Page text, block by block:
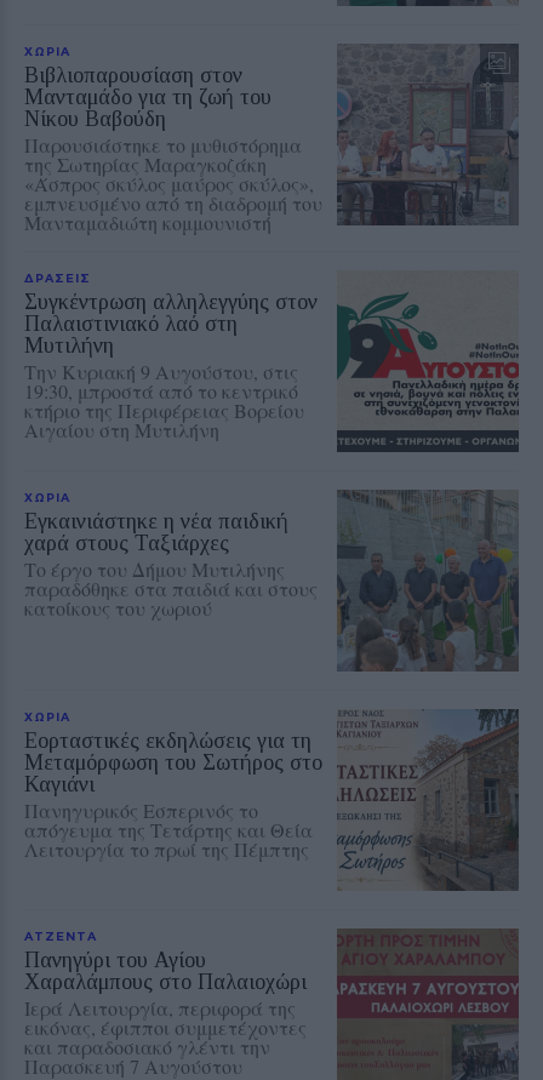
ΧΩΡΙΑ
Βιβλιοπαρουσίαση στον
Μανταμάδο για τη ζωή του
Νίκου Βαβούδη
Παρουσιάστηκε το μυθιστόρημα
της Σωτηρίας Μαραγκοζάκη
«Άσπρος σκύλος μαύρος σκύλος»,
εμπνευσμένο από τη διαδρομή του
Μανταμαδιώτη κομμουνιστή
ΔΡΑΣΕΙΣ
Συγκέντρωση αλληλεγγύης στον
Παλαιστινιακό λαό στη
Μυτιλήνη
Την Κυριακή 9 Αυγούστου, στις
19:30, μπροστά από το κεντρικό
κτήριο της Περιφέρειας Βορείου
Αιγαίου στη Μυτιλήνη
ΧΩΡΙΑ
Εγκαινιάστηκε η νέα παιδική
χαρά στους Ταξιάρχες
Το έργο του Δήμου Μυτιλήνης
παραδόθηκε στα παιδιά και στους
κατοίκους του χωριού
ΧΩΡΙΑ
Εορταστικές εκδηλώσεις για τη
Μεταμόρφωση του Σωτήρος στο
Καγιάνι
Πανηγυρικός Εσπερινός το
απόγευμα της Τετάρτης και Θεία
Λειτουργία το πρωί της Πέμπτης
ΑΤΖΕΝΤΑ
Πανηγύρι του Αγίου
Χαραλάμπους στο Παλαιοχώρι
Ιερά Λειτουργία, περιφορά της
εικόνας, έφιπποι συμμετέχοντες
και παραδοσιακό γλέντι την
Παρασκευή 7 Αυγούστου